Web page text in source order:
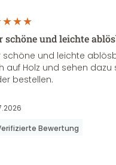
schöne und leichte
schöne und leichte
auf Holz und sehen
bestellen.
Bewertung